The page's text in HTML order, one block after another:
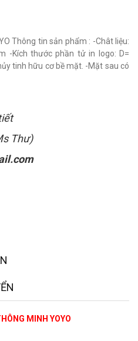
Thông tin sản phẩm : -Chât liệu:
-Kích thước phần tử in logo: D=
tinh hữu cơ bề mặt. -Mặt sau có
Thư)
MINH YOYO